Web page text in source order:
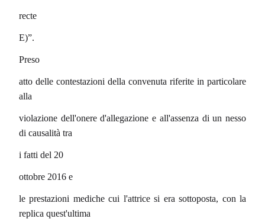
recte
E)”.
Preso
atto delle contestazioni della convenuta riferite in particolare
alla
violazione dell'onere d'allegazione e all'assenza di un nesso
di causalità tra
i fatti del 20
ottobre 2016 e
le prestazioni mediche cui l'attrice si era sottoposta, con la
replica quest'ultima